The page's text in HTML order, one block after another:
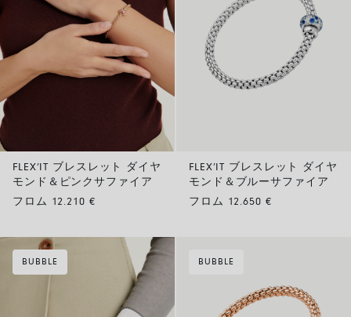
FLEX’IT ブレスレット ダイヤ
モンド＆ピンクサファイア
フロム 12.210 €
FLEX’IT ブレスレット ダイヤ
モンド＆ブルーサファイア
フロム 12.650 €
BUBBLE BUBBLE